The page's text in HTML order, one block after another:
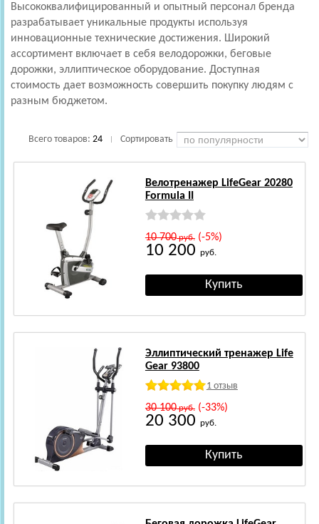
Высококвалифицированный и опытный персонал бренда
разрабатывает уникальные продукты используя
инновационные технические достижения. Широкий
ассортимент включает в себя велодорожки, беговые
дорожки, эллиптическое оборудование. Доступная
стоимость дает возможность совершить покупку людям с
разным бюджетом.
Всего товаров: 24 Сортировать
Велотренажер LifeGear 20280
Formula II
10 700руб.(-5%)
10 200 руб.
Эллиптический тренажер Life
Gear 93800
1 отзыв
30 100руб.(-33%)
20 300 руб.